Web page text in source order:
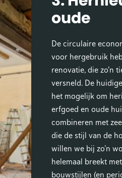
oude
De circulaire
voor hergebruik
renovatie, die zo'n
versneld. De
het mogelijk om
erfgoed en oude
combineren met
die de stijl van de
willen we bij zo’n
helemaal breekt
bouwstijlen (en